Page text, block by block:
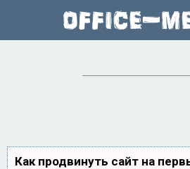
Как продвинуть сайт на